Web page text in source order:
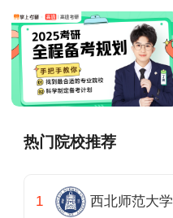
热门院校推荐
西北师范大学